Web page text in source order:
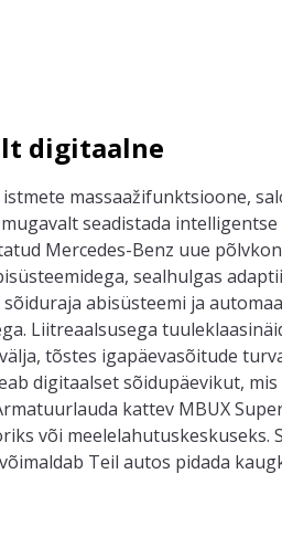
digitaalne
istmete massaažifunktsioone,
seadistada intelligentse
Mercedes-Benz uue
sealhulgas
abisüsteemi ja
Liitreaalsusega
tõstes igapäevasõitude
digitaalset sõidupäevikut,
kattev MBUX
või meelelahutuskeskuseks.
Teil autos pidada